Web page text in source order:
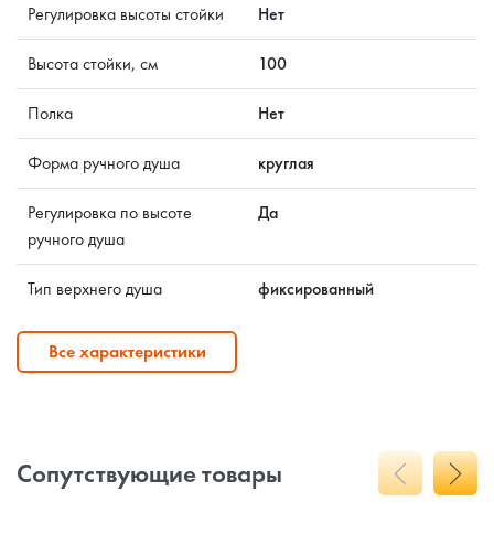
Регулировка высоты стойки Нет
Высота стойки, см 100
Полка Нет
Форма ручного душа круглая
Регулировка по высоте
ручного душа
Да
Тип верхнего душа фиксированный
Все характеристики
Сопутствующие товары